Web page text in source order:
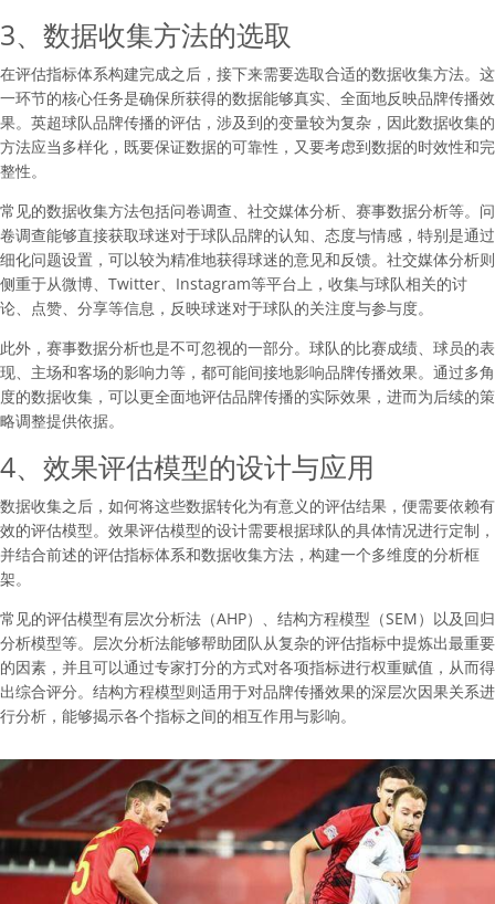
3、数据收集方法的选取
在评估指标体系构建完成之后，接下来需要选取合适的数据收集方法。这
一环节的核心任务是确保所获得的数据能够真实、全面地反映品牌传播效
果。英超球队品牌传播的评估，涉及到的变量较为复杂，因此数据收集的
方法应当多样化，既要保证数据的可靠性，又要考虑到数据的时效性和完
整性。
常见的数据收集方法包括问卷调查、社交媒体分析、赛事数据分析等。问
卷调查能够直接获取球迷对于球队品牌的认知、态度与情感，特别是通过
细化问题设置，可以较为精准地获得球迷的意见和反馈。社交媒体分析则
侧重于从微博、Twitter、Instagram等平台上，收集与球队相关的讨
论、点赞、分享等信息，反映球迷对于球队的关注度与参与度。
此外，赛事数据分析也是不可忽视的一部分。球队的比赛成绩、球员的表
现、主场和客场的影响力等，都可能间接地影响品牌传播效果。通过多角
度的数据收集，可以更全面地评估品牌传播的实际效果，进而为后续的策
略调整提供依据。
4、效果评估模型的设计与应用
数据收集之后，如何将这些数据转化为有意义的评估结果，便需要依赖有
效的评估模型。效果评估模型的设计需要根据球队的具体情况进行定制，
并结合前述的评估指标体系和数据收集方法，构建一个多维度的分析框
架。
常见的评估模型有层次分析法（AHP）、结构方程模型（SEM）以及回归
分析模型等。层次分析法能够帮助团队从复杂的评估指标中提炼出最重要
的因素，并且可以通过专家打分的方式对各项指标进行权重赋值，从而得
出综合评分。结构方程模型则适用于对品牌传播效果的深层次因果关系进
行分析，能够揭示各个指标之间的相互作用与影响。